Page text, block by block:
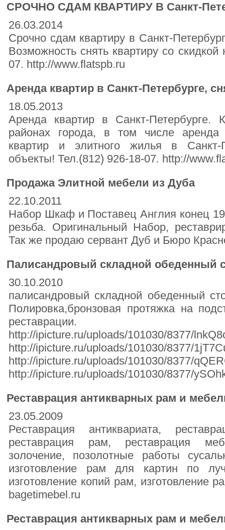
СРОЧНО СДАМ КВАРТИРУ В Санкт-
26.03.2014
Срочно сдам квартиру в Санкт-
Возможность снять квартиру со
07. http://www.flatspb.ru
Аренда квартир в Санкт-Петербурге,
18.05.2013
Аренда квартир в Санкт-
районах города, в том числе аренда
квартир и элитного жилья в Санкт-
объекты! Тел.(812) 926-18-07. http://
Продажа Элитной мебели из Дуба
22.10.2011
Набор Шкаф и Поставец Англия конец
резьба. Оригинальный Набор,
Так же продаю сервант Дуб и Бюро
Палисандровый складной обеденный
30.10.2010
палисандровый складной обеденный
Полировка,бронзовая протяжка на
реставрации.
http://ipicture.ru/uploads/101030/8377/
http://ipicture.ru/uploads/101030/8377/
http://ipicture.ru/uploads/101030/8377/
http://ipicture.ru/uploads/101030/8377/
Реставрация антикварных рам и
23.05.2009
Реставрация антиквариата,
реставрация рам, реставрация
золочение, позолотные работы
изготовление рам для картин по
изготовление копий рам, изготовление
bagetimebel.ru
Реставрация антикварных рам и